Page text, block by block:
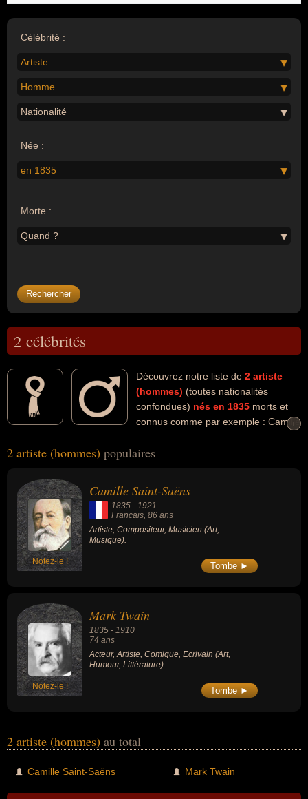
Célébrité :
Artiste
Homme
Nationalité
Née :
en 1835
Morte :
Quand ?
2 célébrités
Découvrez notre liste de 2 artiste
(hommes) (toutes nationalités
confondues) nés en 1835 morts et
connus comme par exemple : Camille
peuvent avoir des liens variés dans les domaines de l'art, de la
également avoir été compositeur, musicien, acteur, comique ou
écrivain. En ce qui concerne leurs nationalités au moment de leurs
morts, ils peuvent avoir été francais par exemple.
+
+
2 artiste (hommes) populaires
Notez-le !
Camille Saint-Saëns
1835 - 1921
Francais, 86 ans
Artiste, Compositeur, Musicien (Art,
Musique).
Tombe ►
Notez-le !
Mark Twain
1835 - 1910
74 ans
Acteur, Artiste, Comique, Écrivain (Art,
Humour, Littérature).
Tombe ►
2 artiste (hommes) au total
Camille Saint-Saëns Mark Twain